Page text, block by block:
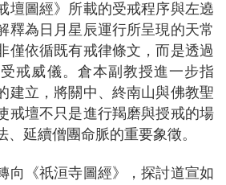
壇圖經》所載的受戒程序與左遶
釋為日月星辰運行所呈現的天常
僅依循既有戒律條文，而是透過
戒威儀。倉本副教授進一步指
建立，將關中、終南山與佛教聖
戒壇不只是進行羯磨與授戒的場
、延續僧團命脈的重要象徵。
向《祇洹寺圖經》，探討道宣如